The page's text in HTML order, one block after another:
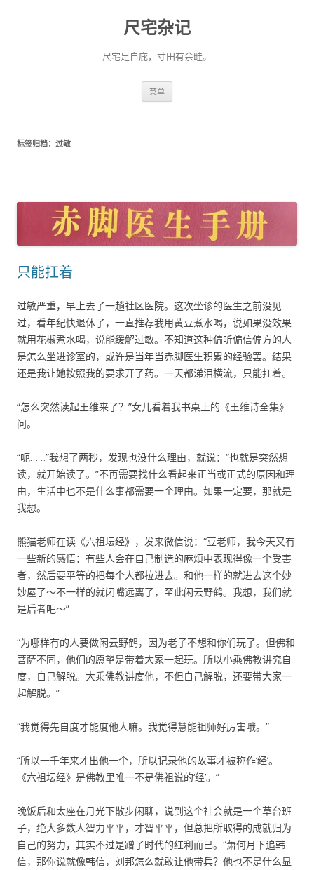
尺宅杂记
尺宅足自庇，寸田有余畦。
菜单
标签归档： 过敏
只能扛着
过敏严重，早上去了一趟社区医院。这次坐诊的医生之前没见
过，看年纪快退休了，一直推荐我用黄豆煮水喝，说如果没效果
就用花椒煮水喝，说能缓解过敏。不知道这种偏听偏信偏方的人
是怎么坐进诊室的，或许是当年当赤脚医生积累的经验罢。结果
还是我让她按照我的要求开了药。一天都涕泪横流，只能扛着。
“怎么突然读起王维来了？”女儿看着我书桌上的《王维诗全集》
问。
“呃……”我想了两秒，发现也没什么理由，就说：“也就是突然想
读，就开始读了。”不再需要找什么看起来正当或正式的原因和理
由，生活中也不是什么事都需要一个理由。如果一定要，那就是
我想。
熊猫老师在读《六祖坛经》，发来微信说：“豆老师，我今天又有
一些新的感悟：有些人会在自己制造的麻烦中表现得像一个受害
者，然后要平等的把每个人都拉进去。和他一样的就进去这个妙
妙屋了～不一样的就闭嘴远离了，至此闲云野鹤。我想，我们就
是后者吧～”
“为哪样有的人要做闲云野鹤，因为老子不想和你们玩了。但佛和
菩萨不同，他们的愿望是带着大家一起玩。所以小乘佛教讲究自
度，自己解脱。大乘佛教讲度他，不但自己解脱，还要带大家一
起解脱。”
“我觉得先自度才能度他人嘛。我觉得慧能祖师好厉害哦。”
“所以一千年来才出他一个，所以记录他的故事才被称作‘经’。
《六祖坛经》是佛教里唯一不是佛祖说的‘经’。”
晚饭后和太座在月光下散步闲聊，说到这个社会就是一个草台班
子，绝大多数人智力平平，才智平平，但总把所取得的成就归为
自己的努力，其实不过是蹭了时代的红利而已。“萧何月下追韩
信，那你说就像韩信，刘邦怎么就敢让他带兵？他也不是什么显